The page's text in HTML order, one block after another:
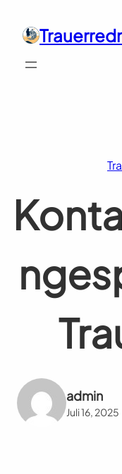
Inhalt
springen
admin
Juli 16, 2025